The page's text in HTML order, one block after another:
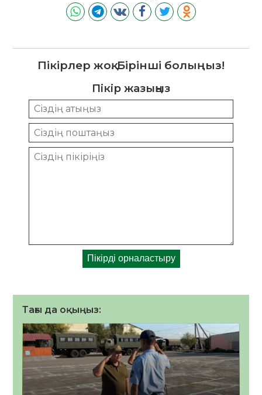
Пікірлер жоқ. Бірінші болыңыз!
Пікір жазыңыз
Тағы да оқыңыз: